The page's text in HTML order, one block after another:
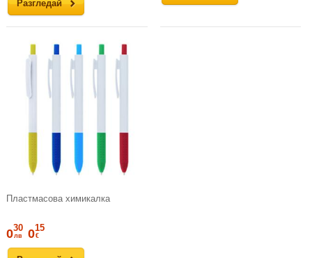
Разгледай
Пластмасова химикалка
030
лв 015
€